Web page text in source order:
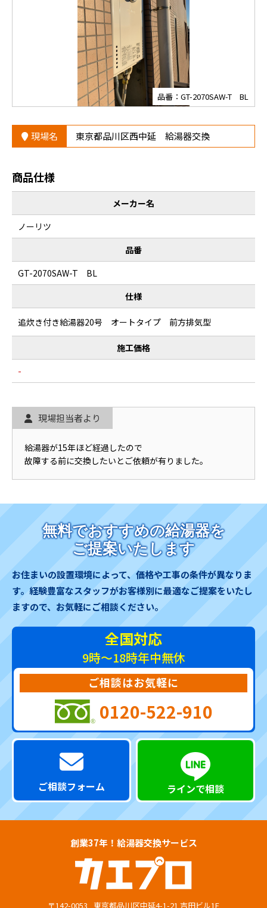
品番：GT-2070SAW-T BL
現場名 東京都品川区西中延 給湯器交換
商品仕様
メーカー名
ノーリツ
品番
GT-2070SAW-T BL
仕様
追炊き付き給湯器20号 オートタイプ 前方排気型
施工価格
-
現場担当者より
給湯器が15年ほど経過したので
故障する前に交換したいとご依頼が有りました。
無料でおすすめの給湯器を
ご提案いたします
お住まいの設置環境によって、価格や工事の条件が異なりま
す。 経験豊富なスタッフがお客様別に最適なご提案をいたし
ますので、お気軽にご相談ください。
全国対応
9時～18時年中無休
ご相談はお気軽に
0120-522-910
ご相談フォーム ラインで相談
創業37年！給湯器交換サービス
〒142-0053 東京都品川区中延4-1-21 吉田ビル1F